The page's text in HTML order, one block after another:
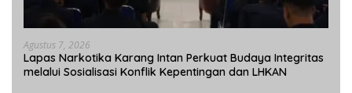
Agustus 7, 2026
Lapas Narkotika Karang Intan Perkuat Budaya Integritas
melalui Sosialisasi Konflik Kepentingan dan LHKAN